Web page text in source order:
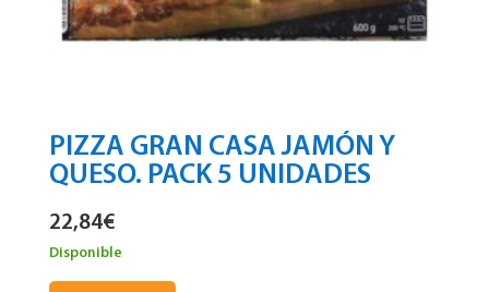
PIZZA GRAN CASA JAMÓN Y
QUESO. PACK 5 UNIDADES
22,84€
Disponible